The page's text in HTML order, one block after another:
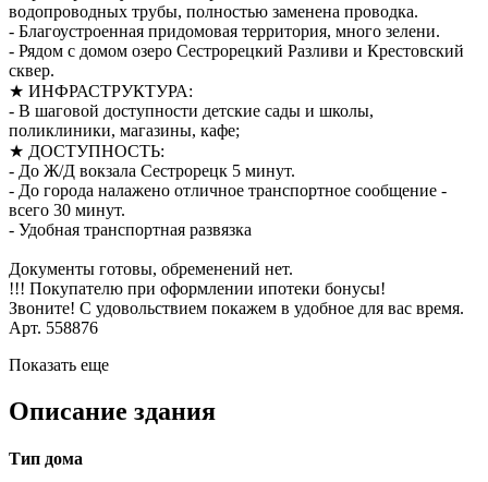
водопроводных трубы, полностью заменена проводка.
- Благоустроенная придомовая территория, много зелени.
- Рядом с домом озеро Сестрорецкий Разливи и Крестовский
сквер.
★ ИНФРАСТРУКТУРА:
- В шаговой доступности детские сады и школы,
поликлиники, магазины, кафе;
★ ДОСТУПНОСТЬ:
- До Ж/Д вокзала Сестрорецк 5 минут.
- До города налажено отличное транспортное сообщение -
всего 30 минут.
- Удобная транспортная развязка
Документы готовы, обременений нет.
!!! Покупателю при оформлении ипотеки бонусы!
Звоните! С удовольствием покажем в удобное для вас время.
Арт. 558876
Показать еще
Описание здания
Тип дома